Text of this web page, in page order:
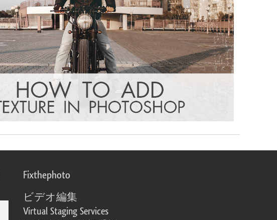
Fixthephoto
ビデオ編集
Virtual Staging Services